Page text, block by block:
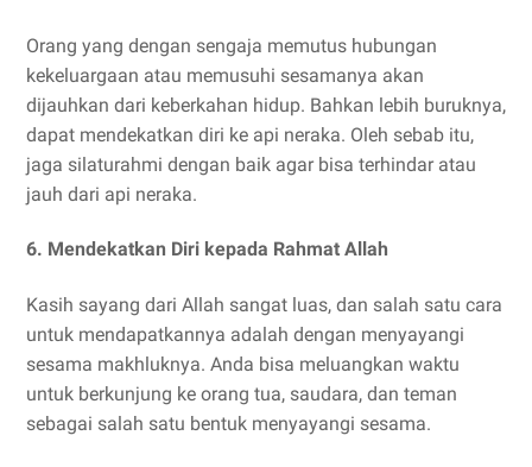
Orang yang dengan sengaja memutus hubungan
kekeluargaan atau memusuhi sesamanya akan
dijauhkan dari keberkahan hidup. Bahkan lebih buruknya,
dapat mendekatkan diri ke api neraka. Oleh sebab itu,
jaga silaturahmi dengan baik agar bisa terhindar atau
jauh dari api neraka.
6. Mendekatkan Diri kepada Rahmat Allah
Kasih sayang dari Allah sangat luas, dan salah satu cara
untuk mendapatkannya adalah dengan menyayangi
sesama makhluknya. Anda bisa meluangkan waktu
untuk berkunjung ke orang tua, saudara, dan teman
sebagai salah satu bentuk menyayangi sesama.